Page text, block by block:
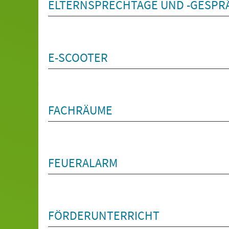
ELTERNSPRECHTAGE UND -
E-SCOOTER
FACHRÄUME
FEUERALARM
FÖRDERUNTERRICHT